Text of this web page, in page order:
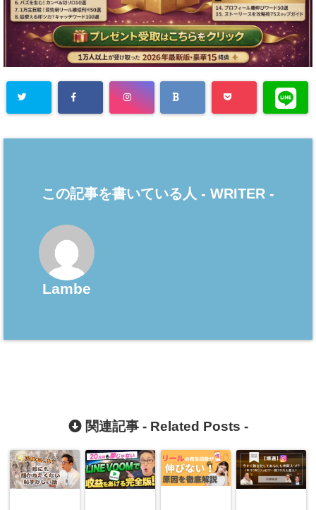
この記事を書いている人 - WRITER -
Lambe
関連記事 - Related Posts -